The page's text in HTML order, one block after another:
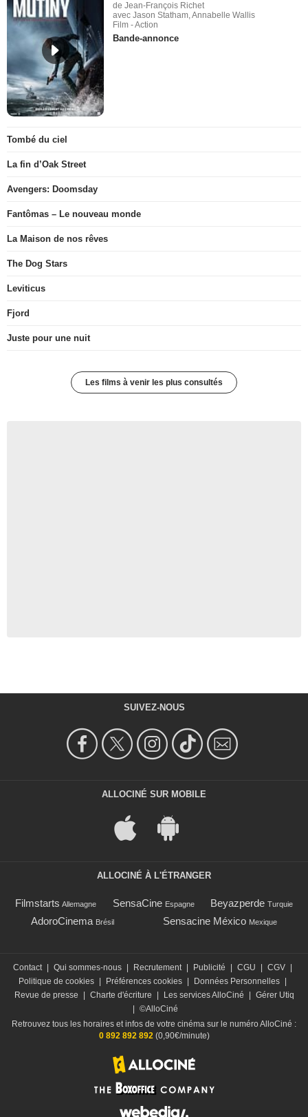
de Jean-François Richet
avec Jason Statham, Annabelle Wallis
Film - Action
Bande-annonce
Tombé du ciel
La fin d’Oak Street
Avengers: Doomsday
Fantômas – Le nouveau monde
La Maison de nos rêves
The Dog Stars
Leviticus
Fjord
Juste pour une nuit
Les films à venir les plus consultés
SUIVEZ-NOUS
ALLOCINÉ SUR MOBILE
ALLOCINÉ À L'ÉTRANGER
Filmstarts Allemagne SensaCine Espagne Beyazperde Turquie
AdoroCinema Brésil Sensacine México Mexique
Contact Qui sommes-nous Recrutement Publicité CGU CGV
Politique de cookies
Préférences cookies Données Personnelles
Revue de presse
Charte d'écriture Les services AlloCiné
Gérer Utiq
©AlloCiné
Retrouvez tous les horaires et infos de votre cinéma sur le numéro AlloCiné :
0 892 892 892(0,90€/minute)